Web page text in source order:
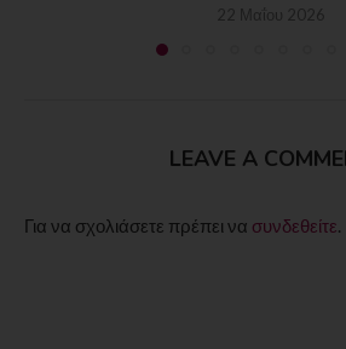
22 Μαΐου 2026
LEAVE A
Για να σχολιάσετε πρέπει να συνδεθείτε.